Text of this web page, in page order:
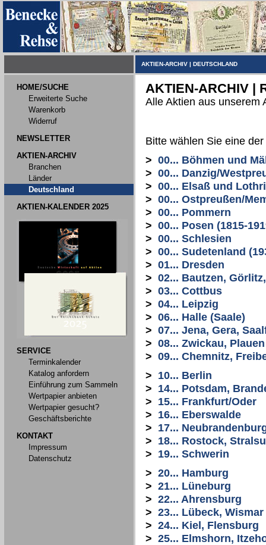
AKTIEN-ARCHIV | DEUTSCHLAND
HOME/SUCHE
Erweiterte Suche
Warenkorb
Widerruf
NEWSLETTER
AKTIEN-ARCHIV
Branchen
Länder
Deutschland
AKTIEN-KALENDER 2025
SERVICE
Terminkalender
Katalog anfordern
Einführung zum Sammeln
Wertpapier anbieten
Wertpapier gesucht?
Geschäftsberichte
KONTAKT
Impressum
Datenschutz
AKTIEN-ARCHIV |
Alle Aktien aus unserem
Bitte wählen Sie eine
> 00... Böhmen und
> 00... Danzig/
> 00... Elsaß und
> 00... Ostpreußen/
> 00... Pommern
> 00... Posen (1815-
> 00... Schlesien
> 00... Sudetenland
> 01... Dresden
> 02... Bautzen,
> 03... Cottbus
> 04... Leipzig
> 06... Halle (Saale)
> 07... Jena, Gera,
> 08... Zwickau, Plauen
> 09... Chemnitz,
> 10... Berlin
> 14... Potsdam,
> 15... Frankfurt/Oder
> 16... Eberswalde
> 17...
> 18... Rostock,
> 19... Schwerin
> 20... Hamburg
> 21... Lüneburg
> 22... Ahrensburg
> 23... Lübeck, Wismar
> 24... Kiel, Flensburg
> 25... Elmshorn,